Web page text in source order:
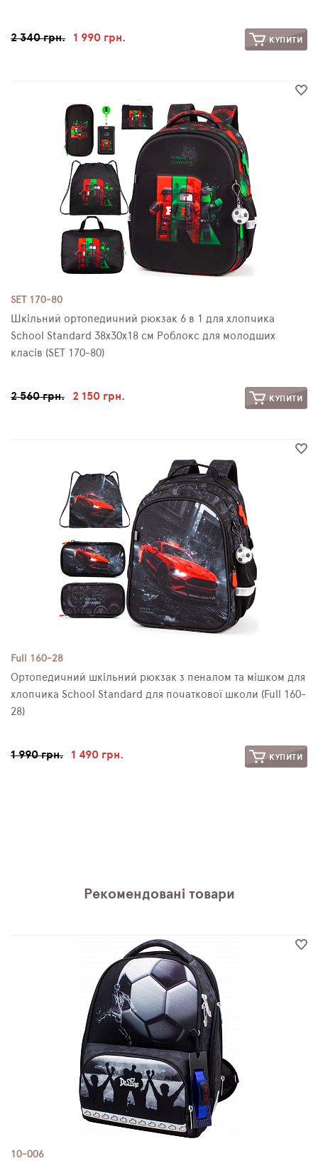
2 340 грн. 1 990 грн. КУПИТИ
SET 170-80
Шкільний ортопедичний рюкзак 6 в 1 для хлопчика
School Standard 38х30х18 см Роблокс для молодших
класів (SET 170-80)
2 560 грн. 2 150 грн. КУПИТИ
Full 160-28
Ортопедичний шкільний рюкзак з пеналом та мішком для
хлопчика School Standard для початкової школи (Full 160-
28)
1 990 грн. 1 490 грн. КУПИТИ
Рекомендовані товари
10-006